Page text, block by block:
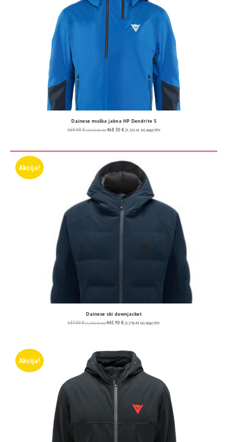
Dainese muška jakna HP Dendrite S
669.00€ (5,040.58 kn) 468.30 € (3,528.41 kn) uključ. PDV
Akcija!
Dainese ski downjacket
637.00€ (4,799.48 kn) 445.90 € (3,359.63 kn) uključ. PDV
Akcija!